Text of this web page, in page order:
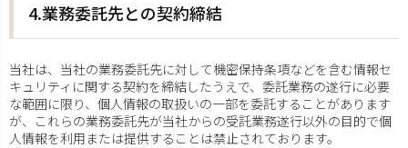
4.業務委託先との契約締結
当社は、当社の業務委託先に対して機密保持条項などを含む情報セ
キュリティに関する契約を締結したうえで、委託業務の遂行に必要
な範囲に限り、個人情報の取扱いの一部を委託することがあります
が、これらの業務委託先が当社からの受託業務遂行以外の目的で個
人情報を利用または提供することは禁止されております。